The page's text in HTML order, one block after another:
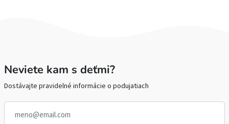
Neviete kam s deťmi?
Dostávajte pravidelné informácie o podujatiach